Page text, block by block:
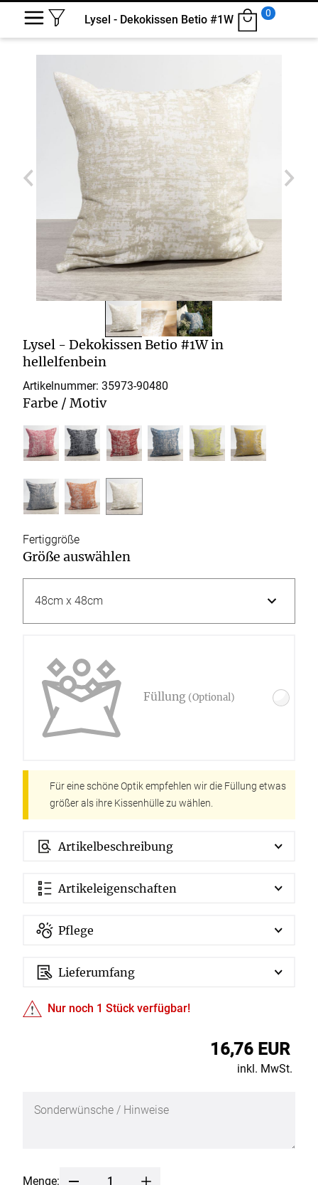
Lysel - Dekokissen Betio #1W
0
Lysel - Dekokissen Betio #1W in
hellelfenbein
Artikelnummer: 35973-90480
Farbe / Motiv
Fertiggröße
Größe auswählen
Füllung (Optional)
Für eine schöne Optik empfehlen wir die Füllung etwas
größer als ihre Kissenhülle zu wählen.
Artikelbeschreibung
Artikeleigenschaften
Pflege
Lieferumfang
Nur noch 1 Stück verfügbar!
16,76 EUR
inkl. MwSt.
Menge: